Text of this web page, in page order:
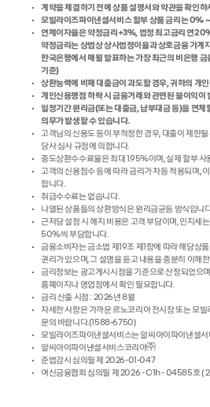
계약을 체결하기 전에 상품 설명서와 약관을 확인
모빌라이즈파이낸셜서비스 할부 상품 금리는 0%
연체이자율은 약정금리+3%, 법정 최고금리 연
약정금리는 상법상 상사법정이율과 상호금융 가계
한국은행에서 매월 발표하는 가장 최근의 비은행
기준)
상환능력에 비해 대출금이 과도할 경우, 귀하의 개
개인신용평점 하락 시 금융거래와 관련된 불이익이
일정기간 원리금(또는 대출금, 납부대금 등)을 연체
의무가 발생할 수 있습니다.
고객님의 신용도 등이 부적정한 경우, 대출이 제한
당사 심사 규정에 의합니다.
중도상환수수료율은 최대 1.95%이며, 실제 할부
고객의 신용점수 등에 따라 금리가 차등 적용되며,
합니다.
취급수수료는 없습니다.
나열된 상품들의 상환방식은 원리금균등 방식입니
근저당 설정 시 해지 비용은 고객 부담이며, 인지세
50%씩 부담합니다.
금융소비자는 금소법 제19조 제1항에 따라 해당상
권리가 있으며, 그 설명을 듣고 내용을 충분히 이해
금리정보는 광고게시시점을 기준으로 산정되었으
홈페이지나 영업점에서 확인 필요합니다.
금리 산출 시점 : 2026년 8월
자세한 사항은 가까운 르노코리아 전시장 또는 모
문의 바랍니다.(1588-6750)
모빌라이즈파이낸셜서비스는 알씨아이파이낸셜
알씨아이파이낸셜서비스코리아㈜
준법감시 심의필 제 2026-01-047
여신금융협회 심의필 제 2026 - C1h - 04585호